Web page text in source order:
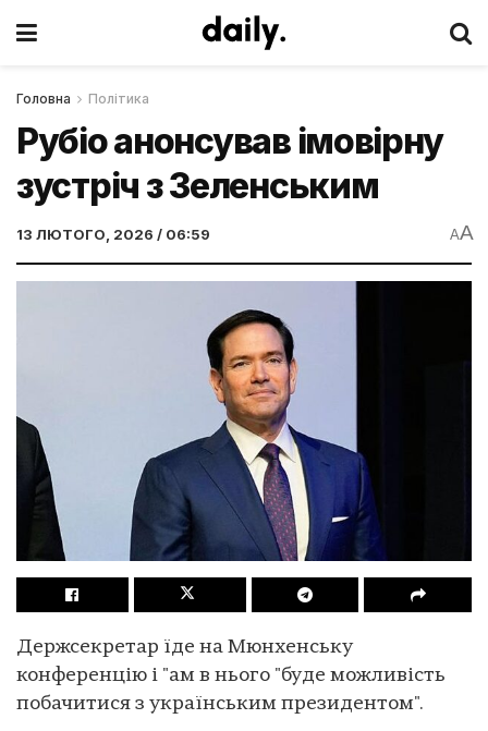
Головна Політика
Рубіо анонсував імовірну
зустріч з Зеленським
13 ЛЮТОГО, 2026 / 06:59 AA
Держсекретар їде на Мюнхенську
конференцію і "ам в нього "буде можливість
побачитися з українським президентом".